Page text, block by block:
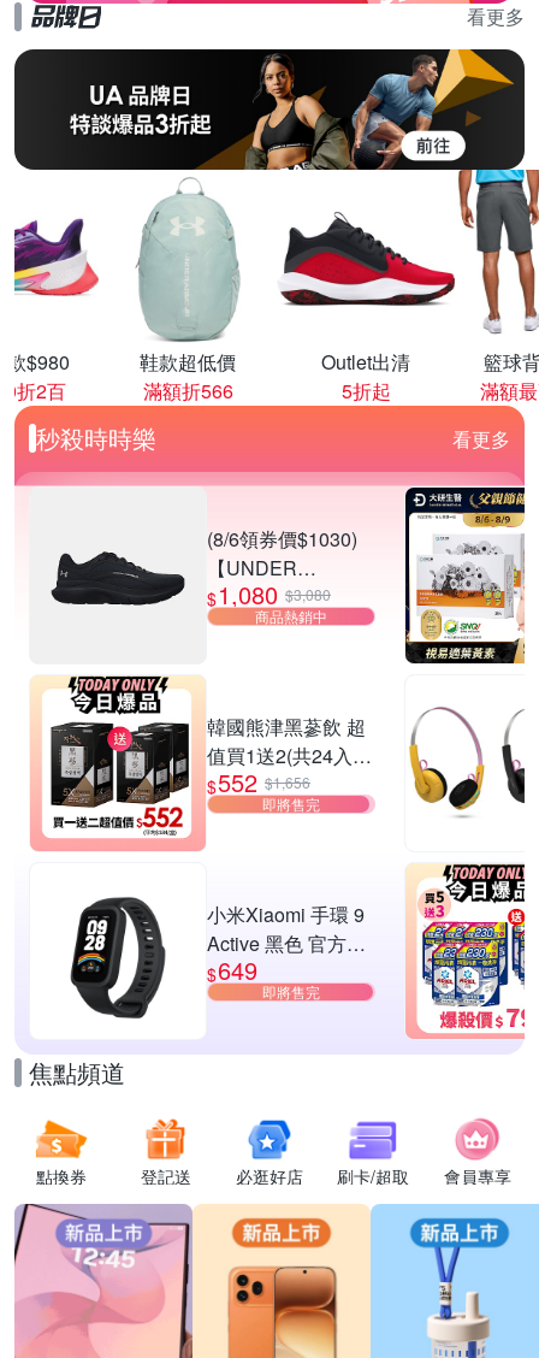
看更多
款$980
折2百
鞋款超低價
滿額折566
Outlet出清
5折起
籃球
滿額
秒殺時時樂 看更多
(8/6領券價$1030)
【UNDER
ARMOUR】UA
Charged Rogue 5
$1,080 $3,080
商品熱銷中
韓國熊津黑蔘飲 超
值買1送2(共24入
組)
$552 $1,656
即將售完
小米Xiaomi 手環 9
Active 黑色 官方旗
艦館
$649
即將售完
焦點頻道
點換券 登記送 必逛好店 刷卡/超取 會員專享